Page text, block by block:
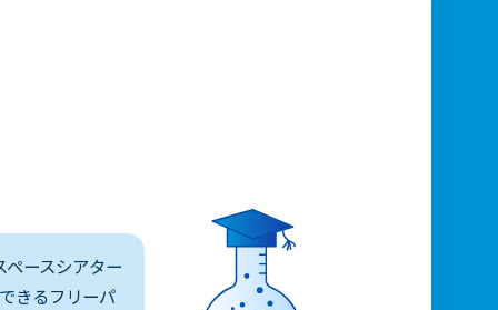
ースシアター
きるフリーパ